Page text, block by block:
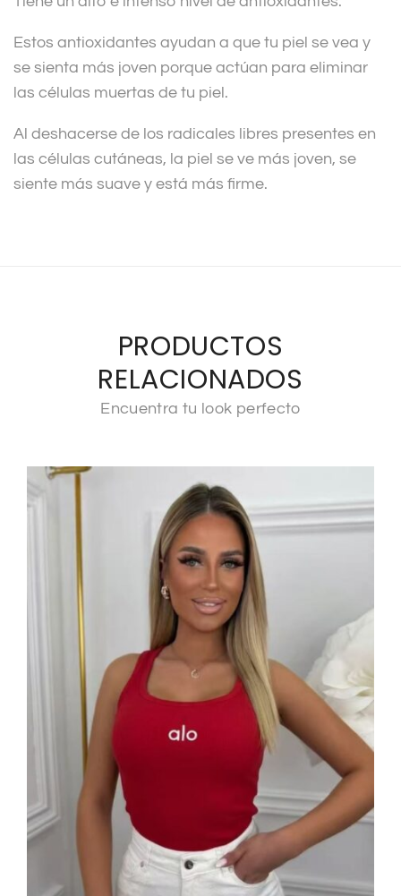
Estos antioxidantes ayudan a que tu piel se vea y
se sienta más joven porque actúan para eliminar
las células muertas de tu piel.
Al deshacerse de los radicales libres presentes en
las células cutáneas, la piel se ve más joven, se
siente más suave y está más firme.
PRODUCTOS
RELACIONADOS
Encuentra tu look perfecto